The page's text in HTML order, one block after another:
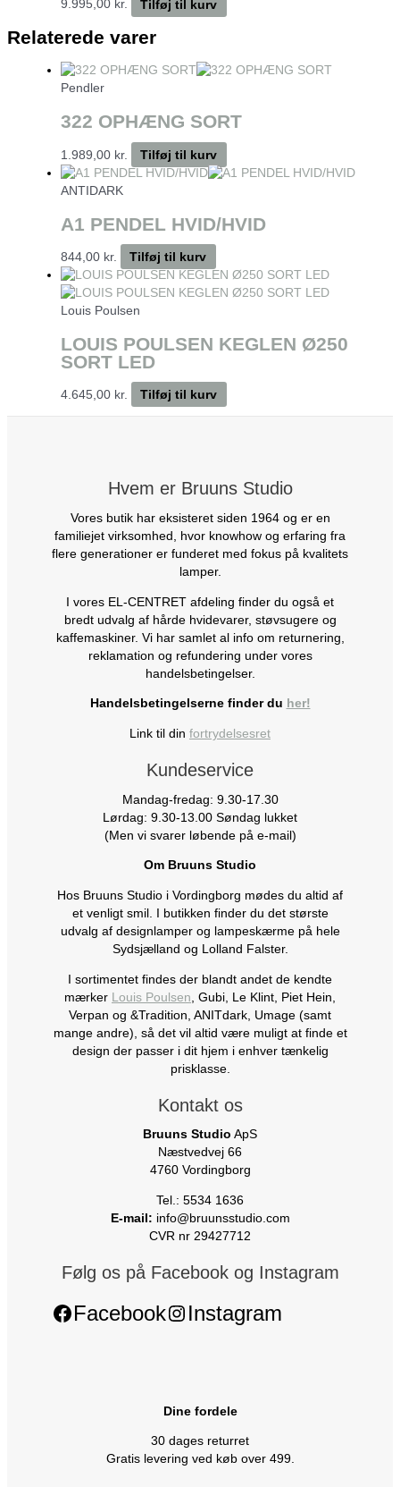
9.995,00 kr. Tilføj til kurv
Relaterede varer
Pendler
322 OPHÆNG SORT
1.989,00 kr. Tilføj til kurv
ANTIDARK
A1 PENDEL HVID/HVID
844,00 kr. Tilføj til kurv
Louis Poulsen
LOUIS POULSEN KEGLEN Ø250
SORT LED
4.645,00 kr. Tilføj til kurv
Hvem er Bruuns Studio
Vores butik har eksisteret siden 1964 og er en
familiejet virksomhed, hvor knowhow og erfaring fra
flere generationer er funderet med fokus på kvalitets
lamper.
I vores EL-CENTRET afdeling finder du også et
bredt udvalg af hårde hvidevarer, støvsugere og
kaffemaskiner. Vi har samlet al info om returnering,
reklamation og refundering under vores
handelsbetingelser.
Handelsbetingelserne finder du her!
Link til din fortrydelsesret
Kundeservice
Mandag-fredag: 9.30-17.30
Lørdag: 9.30-13.00 Søndag lukket
(Men vi svarer løbende på e-mail)
Om Bruuns Studio
Hos Bruuns Studio i Vordingborg mødes du altid af
et venligt smil. I butikken finder du det største
udvalg af designlamper og lampeskærme på hele
Sydsjælland og Lolland Falster.
I sortimentet findes der blandt andet de kendte
mærker Louis Poulsen , Gubi, Le Klint, Piet Hein,
Verpan og &Tradition, ANITdark, Umage (samt
mange andre), så det vil altid være muligt at finde et
design der passer i dit hjem i enhver tænkelig
prisklasse.
Kontakt os
Bruuns Studio ApS
Næstvedvej 66
4760 Vordingborg
Tel.: 5534 1636
E-mail: info@bruunsstudio.com
CVR nr 29427712
Følg os på Facebook og Instagram
Facebook Instagram
Dine fordele
30 dages returret
Gratis levering ved køb over 499.